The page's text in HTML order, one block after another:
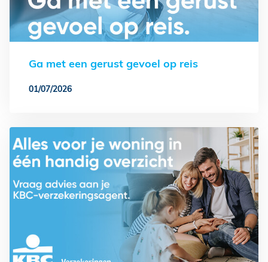
Ga met een gerust gevoel op reis
01/07/2026